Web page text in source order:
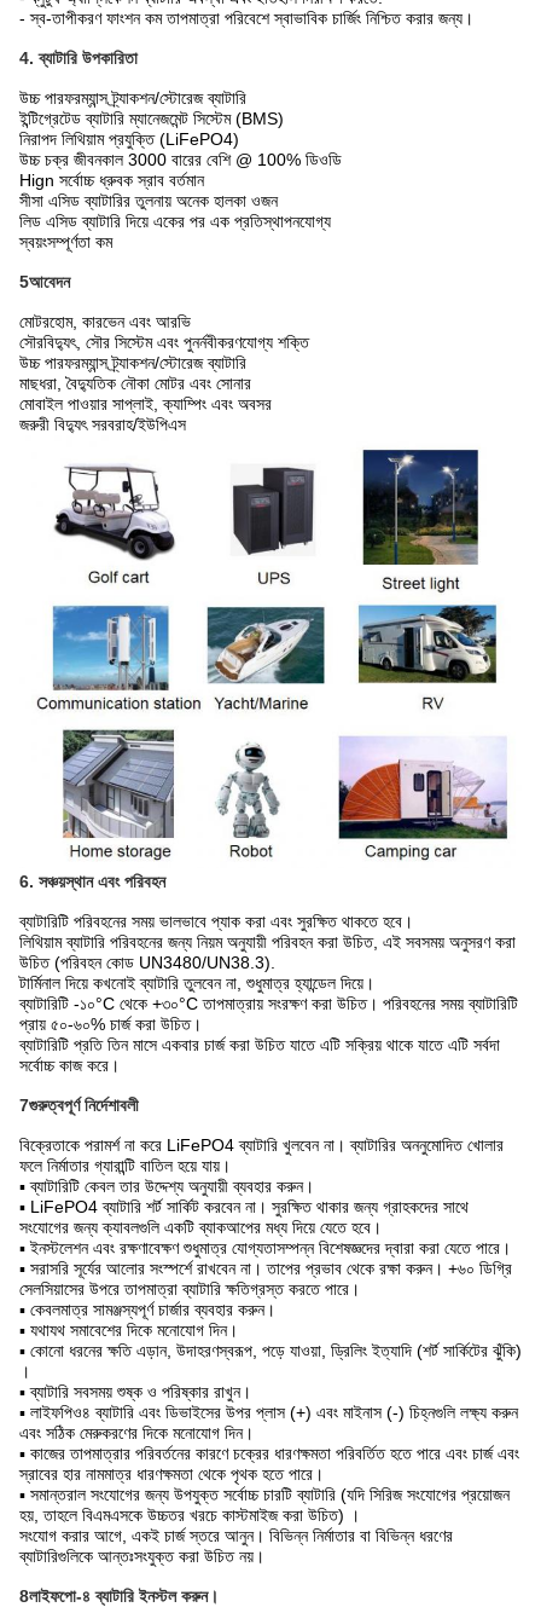
- স্ব-তাপীকরণ ফাংশন কম তাপমাত্রা পরিবেশে স্বাভাবিক চার্জিং নিশ্চিত করার জন্য।
4. ব্যাটারি উপকারিতা
উচ্চ পারফরম্যান্স ট্র্যাকশন/স্টোরেজ ব্যাটারি
ইন্টিগ্রেটেড ব্যাটারি ম্যানেজমেন্ট সিস্টেম (BMS)
নিরাপদ লিথিয়াম প্রযুক্তি (LiFePO4)
উচ্চ চক্র জীবনকাল 3000 বারের বেশি @ 100% ডিওডি
Hign সর্বোচ্চ ধ্রুবক স্রাব বর্তমান
সীসা এসিড ব্যাটারির তুলনায় অনেক হালকা ওজন
লিড এসিড ব্যাটারি দিয়ে একের পর এক প্রতিস্থাপনযোগ্য
স্বয়ংসম্পূর্ণতা কম
5আবেদন
মোটরহোম, কারভেন এবং আরভি
সৌরবিদ্যুৎ, সৌর সিস্টেম এবং পুনর্নবীকরণযোগ্য শক্তি
উচ্চ পারফরম্যান্স ট্র্যাকশন/স্টোরেজ ব্যাটারি
মাছধরা, বৈদ্যুতিক নৌকা মোটর এবং সোনার
মোবাইল পাওয়ার সাপ্লাই, ক্যাম্পিং এবং অবসর
জরুরী বিদ্যুৎ সরবরাহ/ইউপিএস
6. সঞ্চয়স্থান এবং পরিবহন
ব্যাটারিটি পরিবহনের সময় ভালভাবে প্যাক করা এবং সুরক্ষিত থাকতে হবে।
লিথিয়াম ব্যাটারি পরিবহনের জন্য নিয়ম অনুযায়ী পরিবহন করা উচিত, এই সবসময় অনুসরণ করা
উচিত (পরিবহন কোড UN3480/UN38.3).
টার্মিনাল দিয়ে কখনোই ব্যাটারি তুলবেন না, শুধুমাত্র হ্যান্ডেল দিয়ে।
ব্যাটারিটি -১০°C থেকে +৩০°C তাপমাত্রায় সংরক্ষণ করা উচিত। পরিবহনের সময় ব্যাটারিটি
প্রায় ৫০-৬০% চার্জ করা উচিত।
ব্যাটারিটি প্রতি তিন মাসে একবার চার্জ করা উচিত যাতে এটি সক্রিয় থাকে যাতে এটি সর্বদা
সর্বোচ্চ কাজ করে।
7গুরুত্বপূর্ণ নির্দেশাবলী
বিক্রেতাকে পরামর্শ না করে LiFePO4 ব্যাটারি খুলবেন না। ব্যাটারির অননুমোদিত খোলার
ফলে নির্মাতার গ্যারান্টি বাতিল হয়ে যায়।
▪ ব্যাটারিটি কেবল তার উদ্দেশ্য অনুযায়ী ব্যবহার করুন।
▪ LiFePO4 ব্যাটারি শর্ট সার্কিট করবেন না। সুরক্ষিত থাকার জন্য গ্রাহকদের সাথে
সংযোগের জন্য ক্যাবলগুলি একটি ব্যাকআপের মধ্য দিয়ে যেতে হবে।
▪ ইনস্টলেশন এবং রক্ষণাবেক্ষণ শুধুমাত্র যোগ্যতাসম্পন্ন বিশেষজ্ঞদের দ্বারা করা যেতে পারে।
▪ সরাসরি সূর্যের আলোর সংস্পর্শে রাখবেন না। তাপের প্রভাব থেকে রক্ষা করুন। +৬০ ডিগ্রি
সেলসিয়াসের উপরে তাপমাত্রা ব্যাটারি ক্ষতিগ্রস্ত করতে পারে।
▪ কেবলমাত্র সামঞ্জস্যপূর্ণ চার্জার ব্যবহার করুন।
▪ যথাযথ সমাবেশের দিকে মনোযোগ দিন।
▪ কোনো ধরনের ক্ষতি এড়ান, উদাহরণস্বরূপ, পড়ে যাওয়া, ড্রিলিং ইত্যাদি (শর্ট সার্কিটের ঝুঁকি)
।
▪ ব্যাটারি সবসময় শুষ্ক ও পরিষ্কার রাখুন।
▪ লাইফপিও৪ ব্যাটারি এবং ডিভাইসের উপর প্লাস (+) এবং মাইনাস (-) চিহ্নগুলি লক্ষ্য করুন
এবং সঠিক মেরুকরণের দিকে মনোযোগ দিন।
▪ কাজের তাপমাত্রার পরিবর্তনের কারণে চক্রের ধারণক্ষমতা পরিবর্তিত হতে পারে এবং চার্জ এবং
স্রাবের হার নামমাত্র ধারণক্ষমতা থেকে পৃথক হতে পারে।
▪ সমান্তরাল সংযোগের জন্য উপযুক্ত সর্বোচ্চ চারটি ব্যাটারি (যদি সিরিজ সংযোগের প্রয়োজন
হয়, তাহলে বিএমএসকে উচ্চতর খরচে কাস্টমাইজ করা উচিত) ।
সংযোগ করার আগে, একই চার্জ স্তরে আনুন। বিভিন্ন নির্মাতার বা বিভিন্ন ধরণের
ব্যাটারিগুলিকে আন্তঃসংযুক্ত করা উচিত নয়।
8লাইফপো-৪ ব্যাটারি ইনস্টল করুন।